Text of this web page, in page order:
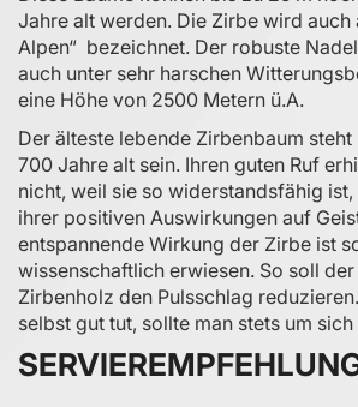
Jahre alt werden. Die Zirbe wird auch
Alpen“ bezeichnet. Der robuste
auch unter sehr harschen
eine Höhe von 2500 Metern ü.A.
Der älteste lebende Zirbenbaum
700 Jahre alt sein. Ihren guten Ruf
nicht, weil sie so widerstandsfähig
ihrer positiven Auswirkungen auf
entspannende Wirkung der Zirbe ist
wissenschaftlich erwiesen. So soll
Zirbenholz den Pulsschlag
selbst gut tut, sollte man stets um sich